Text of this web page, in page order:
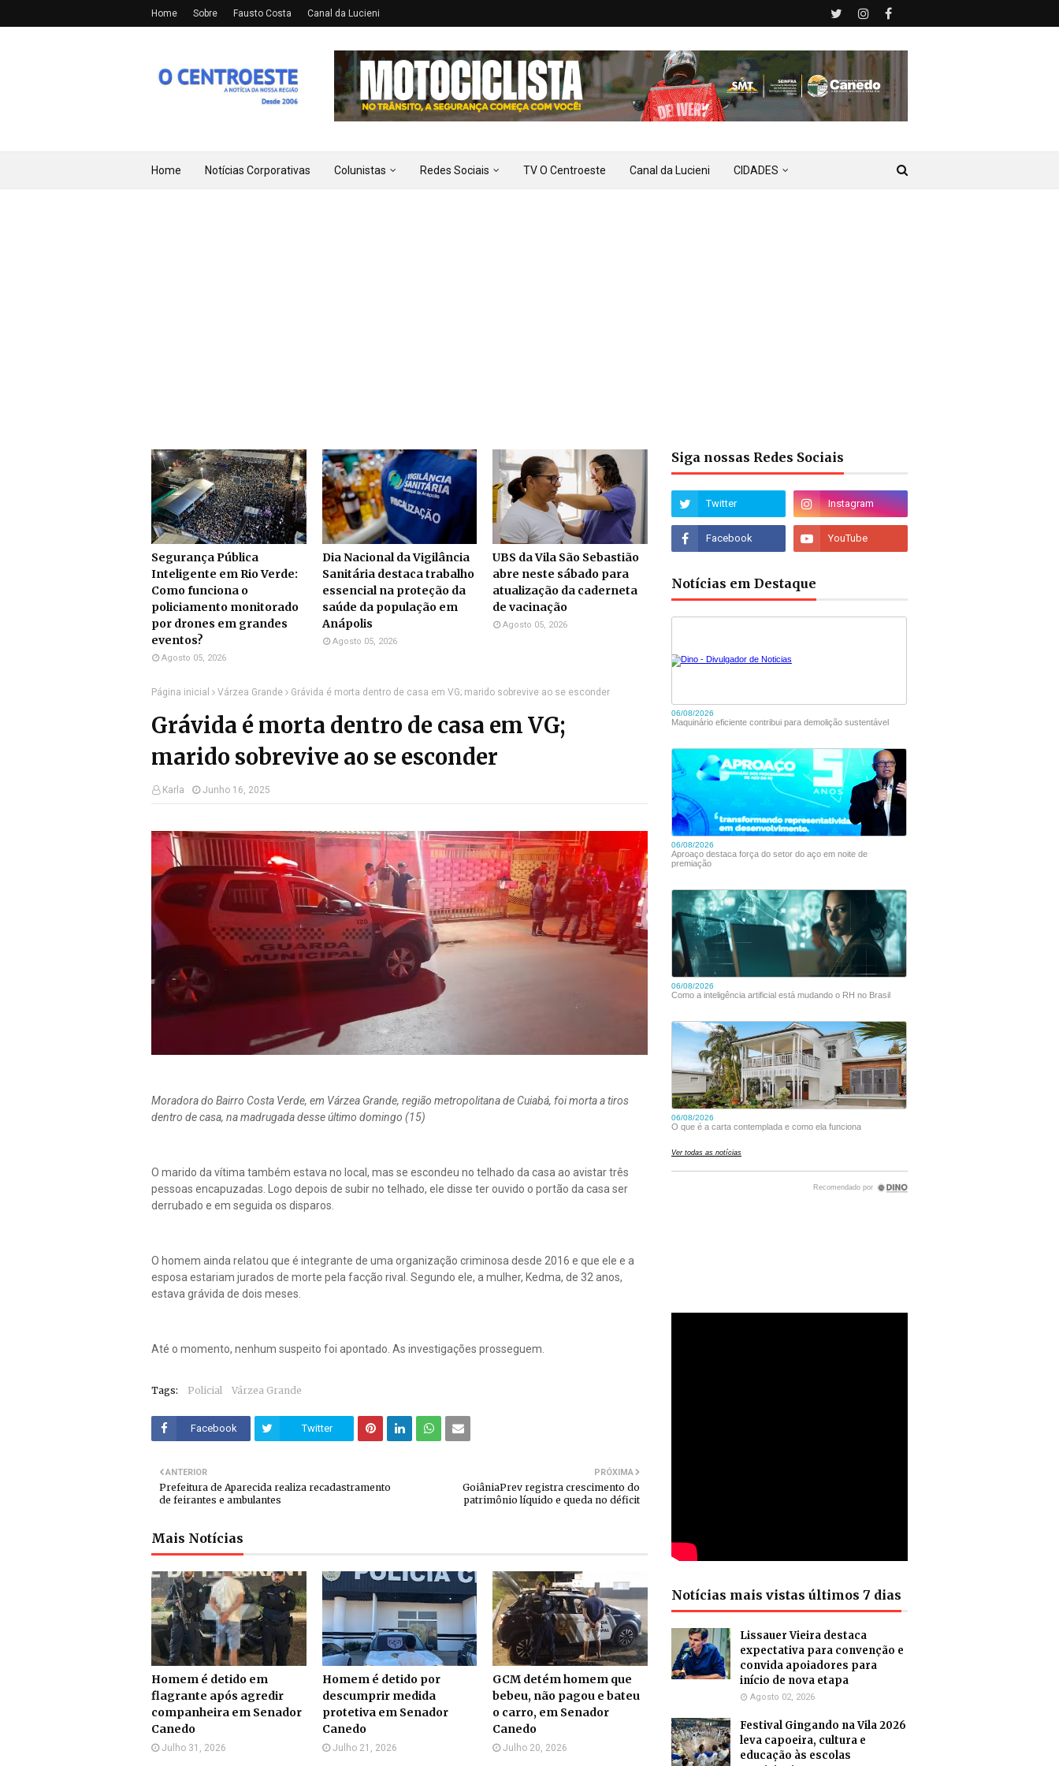
Home Sobre Fausto Costa Canal da Lucieni
Home Notícias Corporativas Colunistas Redes Sociais TV O Centroeste Canal da Lucieni CIDADES
Segurança Pública
Inteligente em Rio Verde:
Como funciona o
policiamento monitorado
por drones em grandes
eventos?
Agosto 05, 2026
Dia Nacional da Vigilância
Sanitária destaca trabalho
essencial na proteção da
saúde da população em
Anápolis
Agosto 05, 2026
UBS da Vila São Sebastião
abre neste sábado para
atualização da caderneta
de vacinação
Agosto 05, 2026
Página inicial Várzea Grande Grávida é morta dentro de casa em VG; marido sobrevive ao se esconder
Grávida é morta dentro de casa em VG;
marido sobrevive ao se esconder
Karla Junho 16, 2025
Moradora do Bairro Costa Verde, em Várzea Grande, região metropolitana de Cuiabá, foi morta a tiros
dentro de casa, na madrugada desse último domingo (15)
O marido da vítima também estava no local, mas se escondeu no telhado da casa ao avistar três
pessoas encapuzadas. Logo depois de subir no telhado, ele disse ter ouvido o portão da casa ser
derrubado e em seguida os disparos.
O homem ainda relatou que é integrante de uma organização criminosa desde 2016 e que ele e a
esposa estariam jurados de morte pela facção rival. Segundo ele, a mulher, Kedma, de 32 anos,
estava grávida de dois meses.
Até o momento, nenhum suspeito foi apontado. As investigações prosseguem.
Tags: Policial Várzea Grande
Facebook Twitter
PRÓXIMA
GoiâniaPrev registra crescimento do
patrimônio líquido e queda no déficit
ANTERIOR
Prefeitura de Aparecida realiza recadastramento
de feirantes e ambulantes
Mais Notícias
Homem é detido em
flagrante após agredir
companheira em Senador
Canedo
Julho 31, 2026
Homem é detido por
descumprir medida
protetiva em Senador
Canedo
Julho 21, 2026
GCM detém homem que
bebeu, não pagou e bateu
o carro, em Senador
Canedo
Julho 20, 2026
Siga nossas Redes Sociais
Notícias em Destaque
Notícias mais vistas últimos 7 dias
Lissauer Vieira destaca
expectativa para convenção e
convida apoiadores para
início de nova etapa
Agosto 02, 2026
Festival Gingando na Vila 2026
leva capoeira, cultura e
educação às escolas